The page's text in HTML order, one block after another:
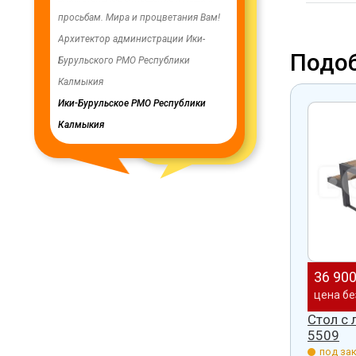
просьбам. Мира и процветания Вам!
Архитектор администрации Ики-
Бурульского РМО Республики
Калмыкия
Ики-Бурульское РМО Республики
Калмыкия
ограждение по периметру
Бага-Чоносовское сельское
муниципальное образование
Целинного района
36 900
цена
Стол с
5509
под